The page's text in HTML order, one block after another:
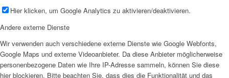
Hier klicken, um Google Analytics zu aktivieren/deaktivieren.
Andere externe Dienste
Wir verwenden auch verschiedene externe Dienste wie Google Webfonts,
Google Maps und externe Videoanbieter. Da diese Anbieter möglicherweise
personenbezogene Daten wie Ihre IP-Adresse sammeln, können Sie diese
hier blockieren. Bitte beachten Sie, dass dies die Funktionalität und das